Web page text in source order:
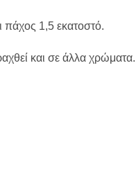
πάχος 1,5 εκατοστό.
και σε άλλα χρώματα.